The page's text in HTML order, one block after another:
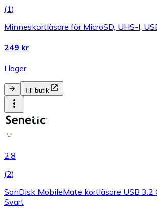
(1)
Minneskortläsare för MicroSD, UHS-I,
249 kr
I lager
Till butik
2.8
(2)
SanDisk MobileMate kortläsare USB 3.2
Svart